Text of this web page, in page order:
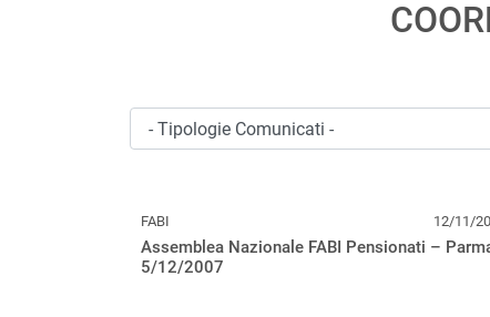
FABI 12/11/
Assemblea Nazionale FABI Pensionati –
5/12/2007